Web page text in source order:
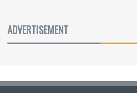
ADVERTISEMENT